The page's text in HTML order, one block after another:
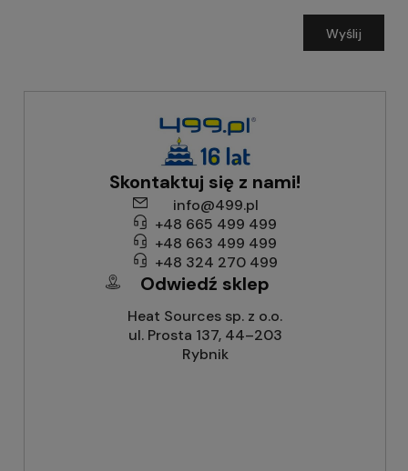
Wyślij
Skontaktuj się z nami!
info@499.pl
+48 665 499 499
+48 663 499 499
+48 324 270 499
Odwiedź sklep
Heat Sources sp. z o.o.
ul. Prosta 137, 44–203
Rybnik